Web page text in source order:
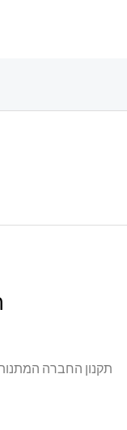
תקנון החברה